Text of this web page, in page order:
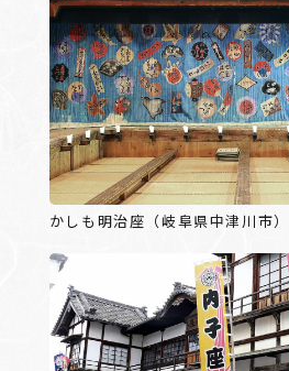
かしも明治座（岐阜県中津川市）